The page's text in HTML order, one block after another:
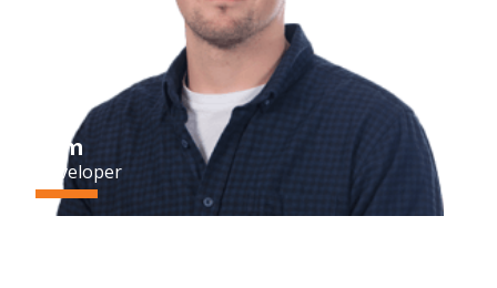
Sem
Developer